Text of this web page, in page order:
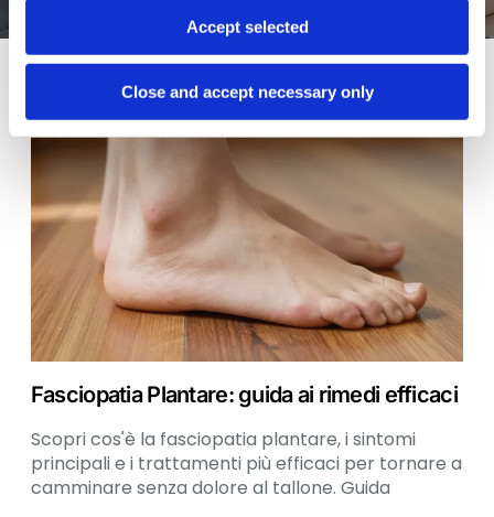
Accept selected
Close and accept necessary only
Approfondimenti
Fasciopatia Plantare: guida ai rimedi efficaci
Scopri cos'è la fasciopatia plantare, i sintomi
principali e i trattamenti più efficaci per tornare a
camminare senza dolore al tallone. Guida